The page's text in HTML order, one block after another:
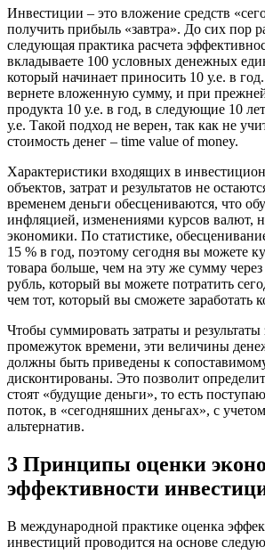
Инвестиции – это вложение средств
получить прибыль «завтра». До сих пор
следующая практика расчета
вкладываете 100 условных денежных
который начинает приносить 10 у.е. в
вернете вложенную сумму, и при
продукта 10 у.е. в год, в следующие 10
у.е. Такой подход не верен, так как не
стоимость денег – time value of money.
Характеристики входящих в
объектов, затрат и результатов не
временем деньги обесцениваются, что
инфляцией, изменениями курсов валют,
экономики. По статистике,
15 % в год, поэтому сегодня вы можете
товара больше, чем на эту же сумму
рубль, который вы можете потратить
чем тот, который вы сможете заработать
Чтобы суммировать затраты и
промежуток времени, эти величины
должны быть приведены к
дисконтированы. Это позволит
стоят «будущие деньги», то есть
поток, в «сегодняшних деньгах», с
альтернатив.
3 Принципы оценки
эффективности
В международной практике оценка
инвестиций проводится на основе